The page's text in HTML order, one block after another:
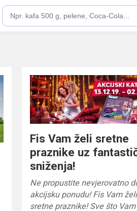
Fis Vam želi sretne
praznike uz
sniženja!
Ne propustite nevjerovatno
akcijsku ponudu! Fis Vam želi
sretne praznike! Sve što